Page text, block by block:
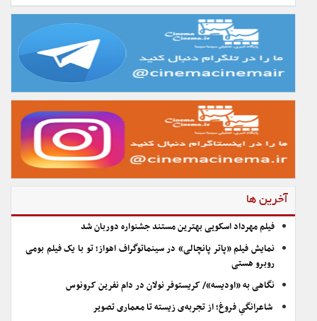
آخرین ها
فیلم مهرداد اسکویی بهترین مستند جشنواره دوربان شد
نمایش فیلم «پاتر پانچالی» در سینماتوگراف اهواز؛ تو با یک فیلم بومی
روبرو هستی
نگاهی به «اودیسه»/ کریستوفر نولان در دام نفرین کرونوس
شاعرانگیِ فروغ؛ از تجربه‌ی زیسته تا معماری تصویر